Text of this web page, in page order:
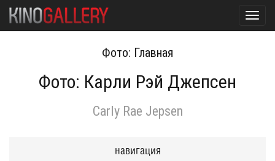
Фото: Главная
Фото: Карли Рэй Джепсен
Carly Rae Jepsen
навигация